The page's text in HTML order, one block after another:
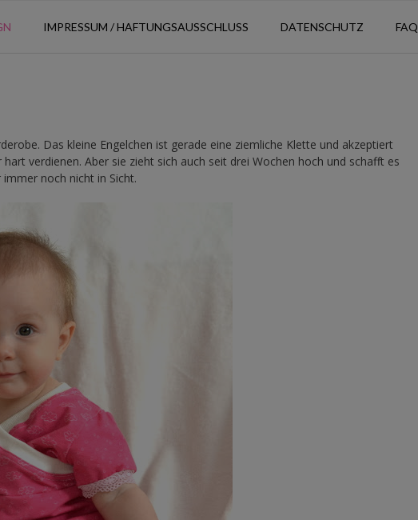
IMPRESSUM / HAFTUNGSAUSSCHLUSS DATENSCHUTZ FAQ
Das kleine Engelchen ist gerade eine ziemliche Klette und akzeptiert
verdienen. Aber sie zieht sich auch seit drei Wochen hoch und schafft es
noch nicht in Sicht.